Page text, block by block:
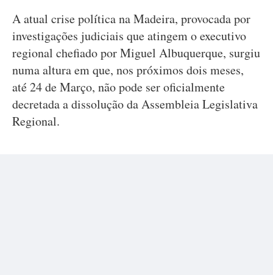
A atual crise política na Madeira, provocada por
investigações judiciais que atingem o executivo
regional chefiado por Miguel Albuquerque, surgiu
numa altura em que, nos próximos dois meses,
até 24 de Março, não pode ser oficialmente
decretada a dissolução da Assembleia Legislativa
Regional.